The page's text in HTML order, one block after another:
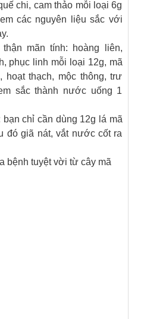
chi, cam thảo mỗi loại 6g
các nguyên liệu sắc với
mãn tính: hoàng liên,
phục linh mỗi loại 12g, mã
hoạt thạch, mộc thông, trư
sắc thành nước uống 1
chỉ cần dùng 12g lá mã
đó giã nát, vắt nước cốt ra